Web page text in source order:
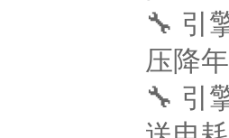
🔧 引
压降
🔧 引